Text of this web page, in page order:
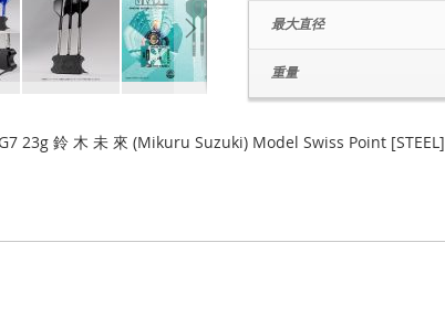
最大直径
重量
23g 鈴 木 未 來 (Mikuru Suzuki) Model Swiss Point [STEEL]